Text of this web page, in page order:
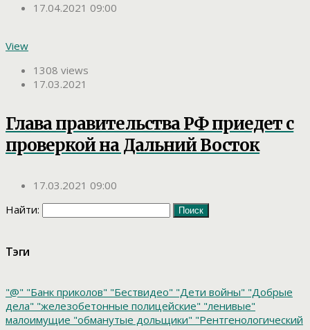
17.04.2021 09:00
View
1308 views
17.03.2021
Глава правительства РФ приедет с
проверкой на Дальний Восток
17.03.2021 09:00
Найти:
Тэги
"@" "Банк приколов" "Бествидео" "Дети войны" "Добрые
дела" "железобетонные полицейские" "ленивые"
малоимущие "обманутые дольщики" "Рентгенологический